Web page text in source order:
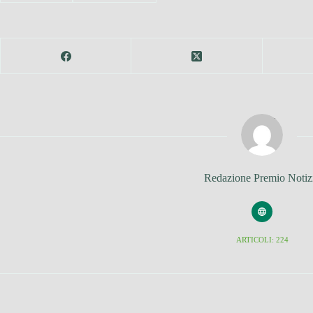
Redazione Premio
ARTICOLI: 224